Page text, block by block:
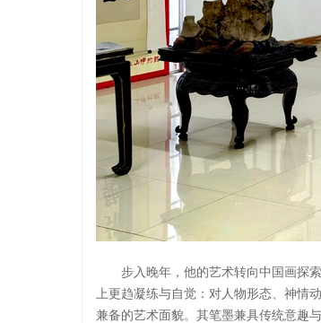
步入晚年，他的艺术转向中国画探
上更趋凝练与自觉：对人物形态、神情
兼备的艺术面貌。其笔墨兼具传统意趣